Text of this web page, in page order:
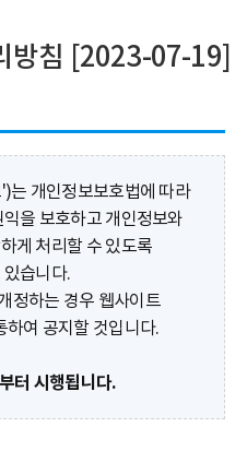
방침 [2023-07-19]
는 개인정보보호법에 따라
을 보호하고 개인정보와
게 처리할 수 있도록
습니다.
정하는 경우 웹사이트
여 공지할 것입니다.
터 시행됩니다.